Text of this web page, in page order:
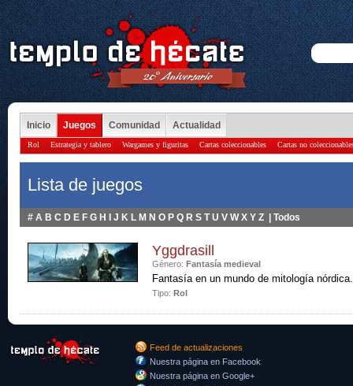
Inicio Juegos Comunidad Actualidad
Rol Estrategia y tablero Wargames y figuritas Cartas coleccionables Cartas no
Lista de juegos
# A B C D E F G H J K L M N O P Q R S T U V W X Y Z Todos
Yggdrasill
Género: Fantasía medieval
Fantasía en un mundo de mitología nórdica.
Tipo: Rol
Feed de actualizaciones
Nuestra página en Facebook
Nuestra página en Google+